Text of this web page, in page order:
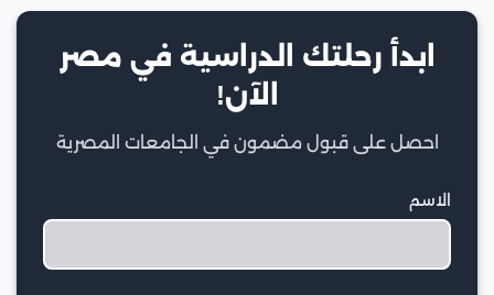
ابدأ رحلتك الدراسية في مصر
الآن!
احصل على قبول مضمون في الجامعات المصرية
الاسم